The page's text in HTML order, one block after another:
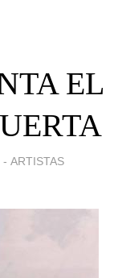
EL
- ARTISTAS